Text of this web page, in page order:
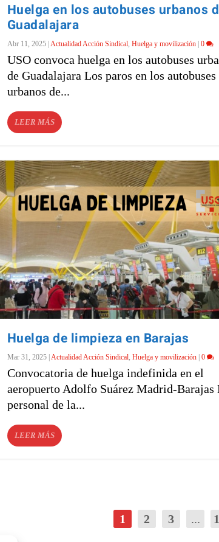
Huelga en los autobuses urbanos
Guadalajara
Abr 11, 2025| Actualidad Acción Sindical, Huelga y movilización| 0
USO convoca huelga en los autobuses
de Guadalajara Los paros en los autobuses
urbanos de...
LEER MÁS
Huelga de limpieza en Barajas
Mar 31, 2025| Actualidad Acción Sindical, Huelga y movilización| 0
Convocatoria de huelga indefinida en el
aeropuerto Adolfo Suárez Madrid-Barajas
personal de la...
LEER MÁS
1 2 3 ...